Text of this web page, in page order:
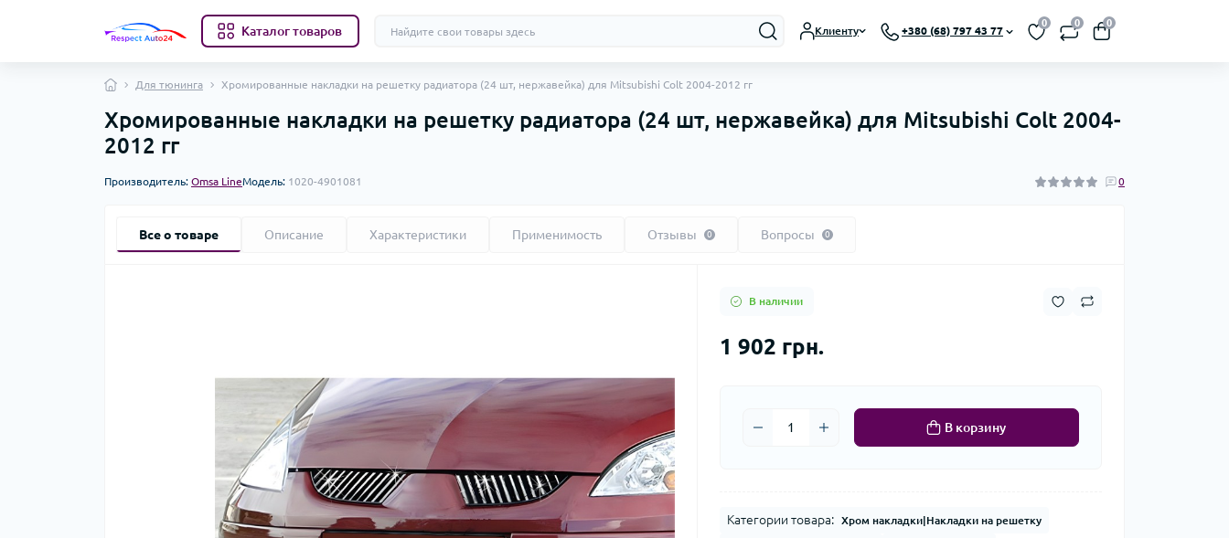
Каталог товаров Клиенту +380 (68) 797 43 77
0 0 0
Для тюнинга Хромированные накладки на решетку радиатора (24 шт, нержавейка) для Mitsubishi Colt 2004-2012 гг
Хромированные накладки на решетку радиатора (24 шт, нержавейка) для Mitsubishi Colt 2004-
2012 гг
Производитель: Omsa LineМодель: 1020-4901081 0
Все о товаре Описание Характеристики Применимость Отзывы 0 Вопросы 0
В наличии
1 902 грн.
В корзину
Категории товара: Хром накладки|Накладки на решетку